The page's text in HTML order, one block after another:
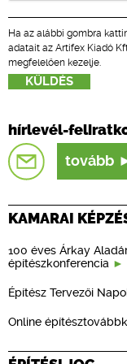
Ha az alábbi gombra
adatait az Artifex Kiadó
megfelelően kezelje.
hírlevél-
tovább
KAMARAI
100 éves Árkay
építészkonferencia
Építész Tervezői
Online